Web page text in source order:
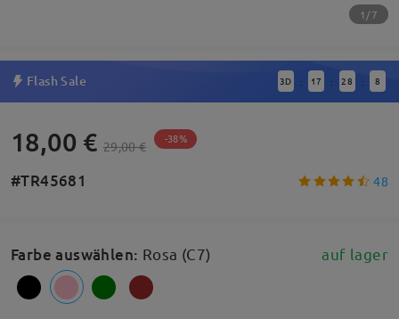
1/7
Flash Sale 3D : 17 : 28 : 8
18,00 € 29,00 € -38%
#TR45681 48
Farbe auswählen: Rosa (C7) auf lager